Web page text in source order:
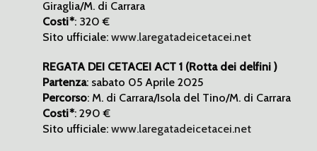
Giraglia/M. di Carrara
Costi*: 320 €
Sito ufficiale: www.laregatadeicetacei.net
REGATA DEI CETACEI ACT 1 (Rotta dei delfini )
Partenza: sabato 05 Aprile 2025
Percorso: M. di Carrara/Isola del Tino/M. di Carrara
Costi*: 290 €
Sito ufficiale: www.laregatadeicetacei.net